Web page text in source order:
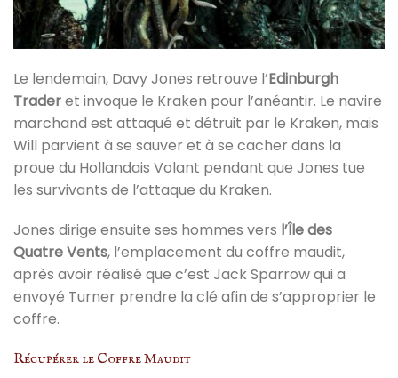
Le lendemain, Davy Jones retrouve l’Edinburgh
Traderet invoque le Kraken pour l’anéantir. Le navire
marchand est attaqué et détruit par le Kraken, mais
Will parvient à se sauver et à se cacher dans la
proue du Hollandais Volant pendant que Jones tue
les survivants de l’attaque du Kraken.
Jones dirige ensuite ses hommes vers l’Île des
Quatre Vents, l’emplacement du coffre maudit,
après avoir réalisé que c’est Jack Sparrow qui a
envoyé Turner prendre la clé afin de s’approprier le
coffre.
Récupérer le Coffre Maudit